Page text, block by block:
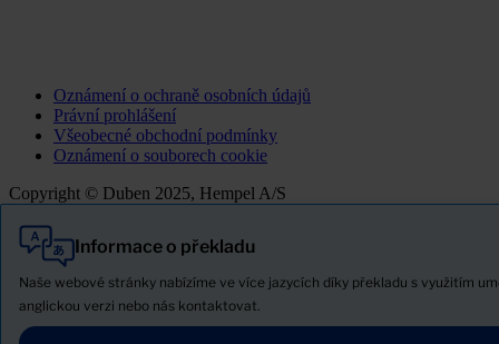
Oznámení o ochraně osobních údajů
Právní prohlášení
Všeobecné obchodní podmínky
Oznámení o souborech cookie
Copyright © Duben 2025, Hempel A/S
Informace o překladu
Naše webové stránky nabízíme ve více jazycích díky překladu s využitím
anglickou verzi nebo nás kontaktovat.
Vše
Produkty
Stáhněte si bezpečnostní list